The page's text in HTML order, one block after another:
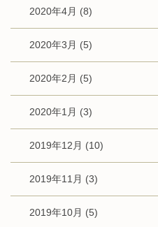
2020年4月 (8)
2020年3月 (5)
2020年2月 (5)
2020年1月 (3)
2019年12月 (10)
2019年11月 (3)
2019年10月 (5)